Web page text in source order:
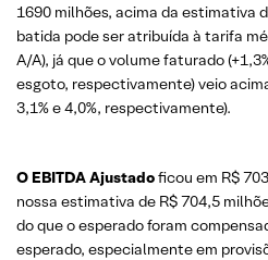
1690 milhões, acima da estimativa
batida pode ser atribuída à tarifa
A/A), já que o volume faturado
esgoto, respectivamente) veio
3,1% e 4,0%, respectivamente).
O EBITDA Ajustadoficou em R$
nossa estimativa de R$ 704,5
do que o esperado foram
esperado, especialmente em